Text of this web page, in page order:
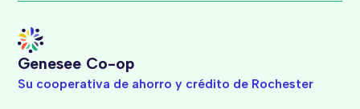
Genesee Co-op
Su cooperativa de ahorro y crédito de Rochester